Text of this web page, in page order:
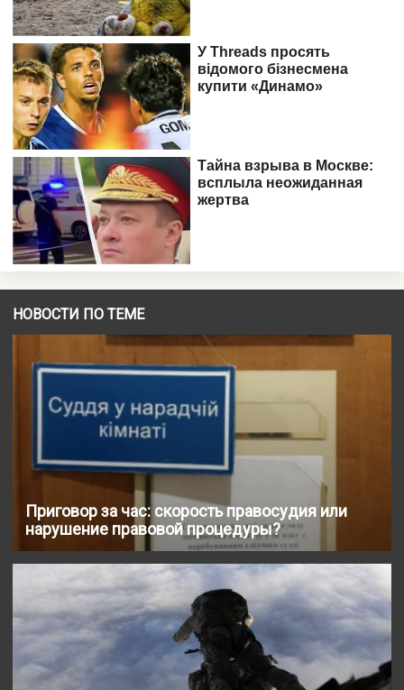
НОВОСТИ ПО ТЕМЕ
Приговор за час: скорость правосудия или
нарушение правовой процедуры?